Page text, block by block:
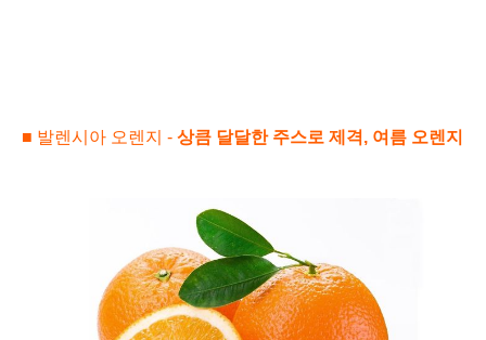
■ 발렌시아 오렌지 - 상큼 달달한 주스로 제격, 여름 오렌지